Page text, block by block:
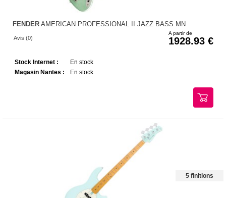
FENDER AMERICAN PROFESSIONAL II JAZZ BASS MN
Avis (0)
A partir de
1928.93
Stock Internet :
En stock
Magasin Nantes :
En stock
5 finitions